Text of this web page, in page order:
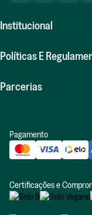
Institucional
Sobre Nós
Indique E Ganhe
Blog
Relatório De Impacto
Políticas E
Perguntas Frequentes
Políticas De Trocas E
Política De Privacidade
Política De Diversidade E
Parcerias
Revenda Positiv.a
Pagamento
Certificações e